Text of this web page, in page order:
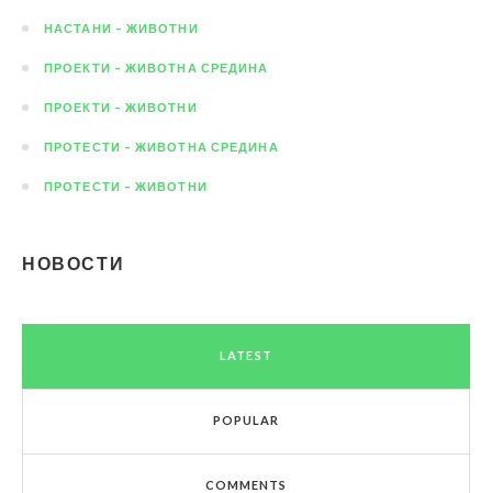
НАСТАНИ – ЖИВОТНИ
ПРОЕКТИ – ЖИВОТНА СРЕДИНА
ПРОЕКТИ – ЖИВОТНИ
ПРОТЕСТИ – ЖИВОТНА СРЕДИНА
ПРОТЕСТИ – ЖИВОТНИ
НОВОСТИ
LATEST
POPULAR
COMMENTS